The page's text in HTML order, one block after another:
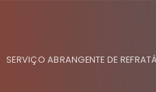
SERVIÇO ABRANGENTE DE